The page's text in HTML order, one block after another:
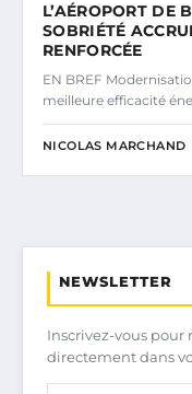
L’AÉROPORT DE
SOBRIÉTÉ
RENFORCÉE
EN BREF
meilleure efficacité
NICOLAS MARCHAND
NEWSLETTER
Inscrivez-vous pour
directement dans